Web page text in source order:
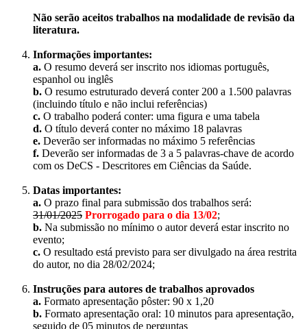
Não serão aceitos trabalhos na modalidade de revisão da
literatura.
Informações importantes:
a. O resumo deverá ser inscrito nos idiomas português,
espanhol ou inglês
b. O resumo estruturado deverá conter 200 a 1.500 palavras
(incluindo título e não inclui referências)
c. O trabalho poderá conter: uma figura e uma tabela
d. O título deverá conter no máximo 18 palavras
e. Deverão ser informadas no máximo 5 referências
f. Deverão ser informadas de 3 a 5 palavras-chave de acordo
com os DeCS - Descritores em Ciências da Saúde.
Datas importantes:
a. O prazo final para submissão dos trabalhos será:
31/01/2025 Prorrogado para o dia 13/02;
b. Na submissão no mínimo o autor deverá estar inscrito no
evento;
c. O resultado está previsto para ser divulgado na área restrita
do autor, no dia 28/02/2024;
Instruções para autores de trabalhos aprovados
a. Formato apresentação pôster: 90 x 1,20
b. Formato apresentação oral: 10 minutos para apresentação,
seguido de 05 minutos de perguntas